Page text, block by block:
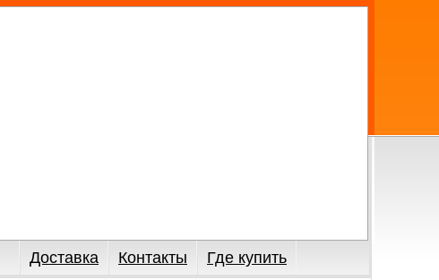
Доставка Контакты Где купить